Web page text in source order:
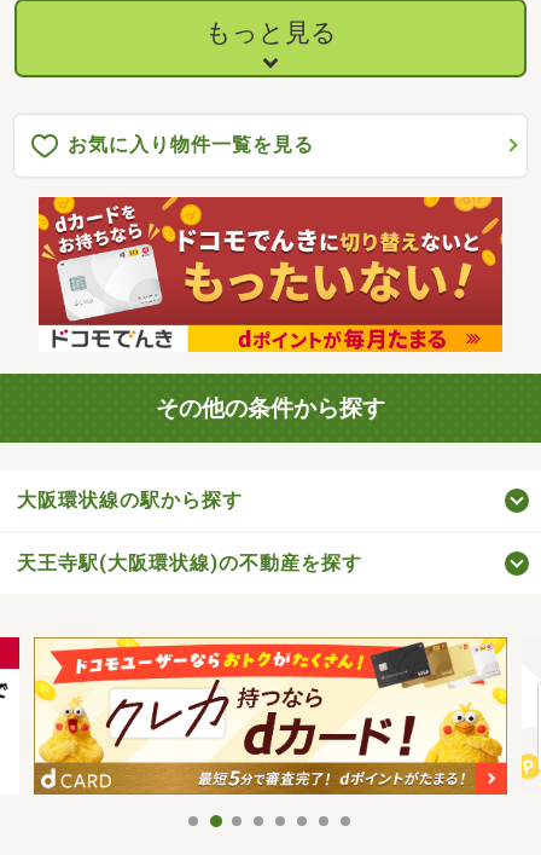
もっと見る
お気に入り物件一覧を見る
その他の条件から探す
大阪環状線の駅から探す
天王寺駅(大阪環状線)の不動産を探す